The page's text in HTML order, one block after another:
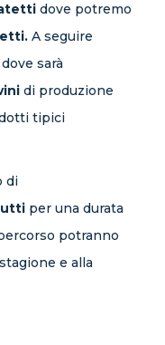
dove potremo
A seguire
sarà
di produzione
tipici
di
per una durata
potranno
e alla